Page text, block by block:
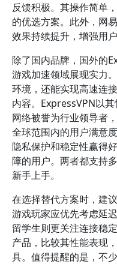
反馈积极。其操作简单
的优选方案。此外，网
效果持续提升，增强用户
除了国内品牌，国外的
游戏加速领域展现实力
环境，还能实现高速连
内容。ExpressVPN以
网络被誉为行业领导者
全球范围内的用户满意
隐私保护和稳定性赢得
障的用户。两者都支持
新手上手。
在选择替代方案时，建
游戏玩家应优先考虑延
留学生则更关注连接稳
产品，比较其性能表现
具。值得提醒的是，不